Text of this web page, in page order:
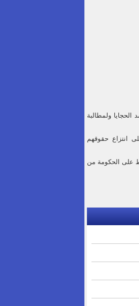
الحجايا ولمطالبة
انتزاع حقوقهم
على الحكومة من